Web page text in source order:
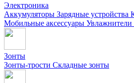
Электроника
Аккумуляторы Зарядные устройства
Мобильные аксессуары Увлажнители
Зонты
Зонты-трости Складные зонты